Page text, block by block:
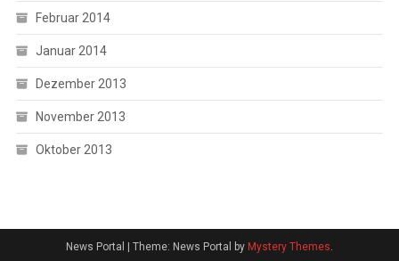
Februar 2014
Januar 2014
Dezember 2013
November 2013
Oktober 2013
News Portal | Theme: News Portal by Mystery Themes